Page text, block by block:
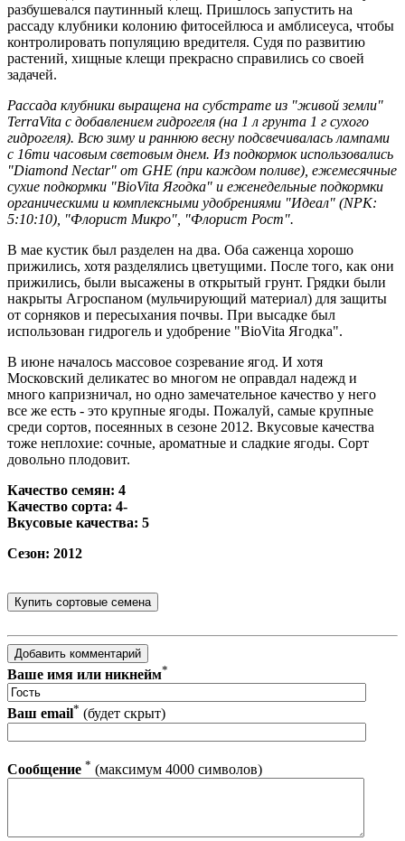
разбушевался паутинный клещ. Пришлось запустить на
рассаду клубники колонию фитосейлюса и амблисеуса, чтобы
контролировать популяцию вредителя. Судя по развитию
растений, хищные клещи прекрасно справились со своей
задачей.
Рассада клубники выращена на субстрате из "живой земли"
TerraVita с добавлением гидрогеля (на 1 л грунта 1 г сухого
гидрогеля). Всю зиму и раннюю весну подсвечивалась лампами
с 16ти часовым световым днем. Из подкормок использовались
"Diamond Nectar" от GHE (при каждом поливе), ежемесячные
сухие подкормки "BioVita Ягодка" и еженедельные подкормки
органическими и комплексными удобрениями "Идеал" (NPK:
5:10:10), "Флорист Микро", "Флорист Рост".
В мае кустик был разделен на два. Оба саженца хорошо
прижились, хотя разделялись цветущими. После того, как они
прижились, были высажены в открытый грунт. Грядки были
накрыты Агроспаном (мульчирующий материал) для защиты
от сорняков и пересыхания почвы. При высадке был
использован гидрогель и удобрение "BioVita Ягодка".
В июне началось массовое созревание ягод. И хотя
Московский деликатес во многом не оправдал надежд и
много капризничал, но одно замечательное качество у него
все же есть - это крупные ягоды. Пожалуй, самые крупные
среди сортов, посеянных в сезоне 2012. Вкусовые качества
тоже неплохие: сочные, ароматные и сладкие ягоды. Сорт
довольно плодовит.
Качество семян: 4
Качество сорта: 4-
Вкусовые качества: 5
Сезон: 2012
Ваше имя или никнейм*
Ваш email* (будет скрыт)
Сообщение * (максимум 4000 символов)